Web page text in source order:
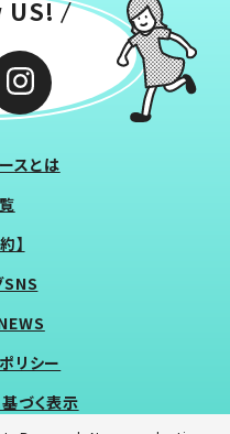
US!
スとは
】
SNS
リシー
づく表示